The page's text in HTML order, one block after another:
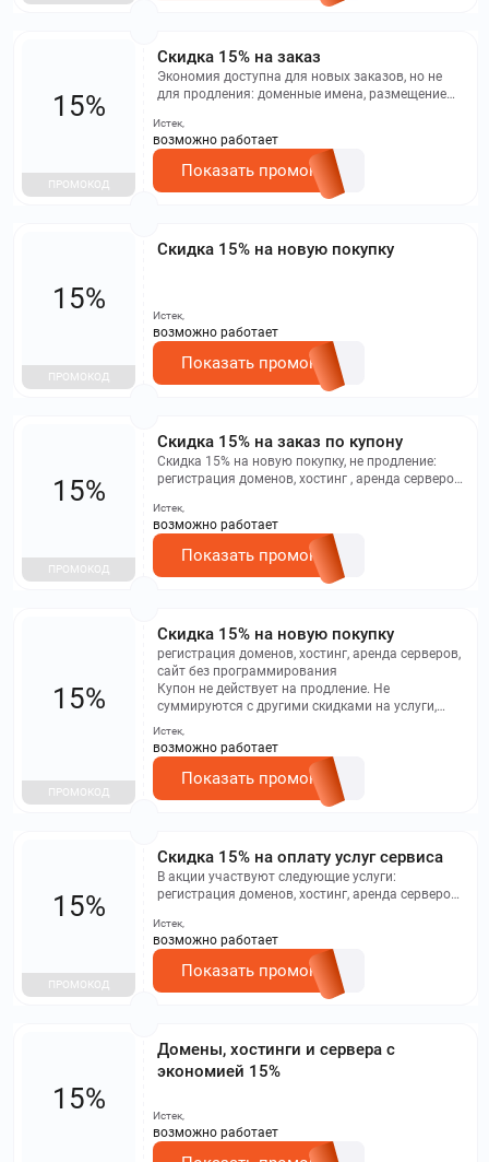
Скидка 15% на заказ
Экономия доступна для новых заказов, но не
для продления: доменные имена, размещение
кода. Условие не суммируется с прочими
акциями, действует принцип максимальной
выгоды.
15%
ПРОМОКОД
Истек,
возможно работает
Показать промокод
Скидка 15% на новую покупку
15%
ПРОМОКОД
Истек,
возможно работает
Показать промокод
Скидка 15% на заказ по купону
Скидка 15% на новую покупку, не продление:
регистрация доменов, хостинг , аренда серверов,
другими скидками на услуги, работает правило
максимальной скидки.
15%
ПРОМОКОД
Истек,
возможно работает
Показать промокод
Скидка 15% на новую покупку
регистрация доменов, хостинг, аренда серверов,
сайт без программирования
Купон не действует на продление. Не
суммируются с другими скидками на услуги,
работает правило максимальной скидки
15%
ПРОМОКОД
Истек,
возможно работает
Показать промокод
Скидка 15% на оплату услуг сервиса
В акции участвуют следующие услуги:
регистрация доменов, хостинг, аренда серверов,
на продление, активируется только при первой
покупке, не суммируется с другими скидками.
15%
ПРОМОКОД
Истек,
возможно работает
Показать промокод
Домены, хостинги и сервера с
экономией 15%
15%
Истек,
возможно работает